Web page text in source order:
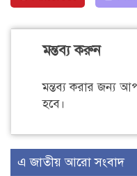
মন্তব্য করুন
মন্তব্য করার জন্য
হবে।
এ জাতীয় আরো সংবাদ